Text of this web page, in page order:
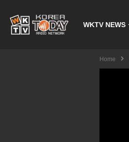
WKTV NEWS
Home